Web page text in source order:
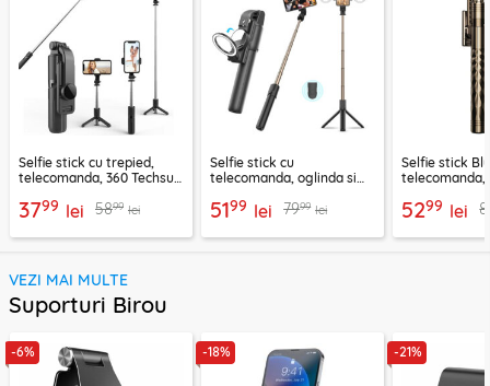
Selfie stick cu trepied,
telecomanda, 360 Techsuit
3799 lei 5899 lei
Selfie stick cu
telecomanda, oglinda si
5199 lei 7999 lei
Selfie stick
telecomanda,
5299 lei
VEZI MAI MULTE
Suporturi Birou
-6% -18% -21%